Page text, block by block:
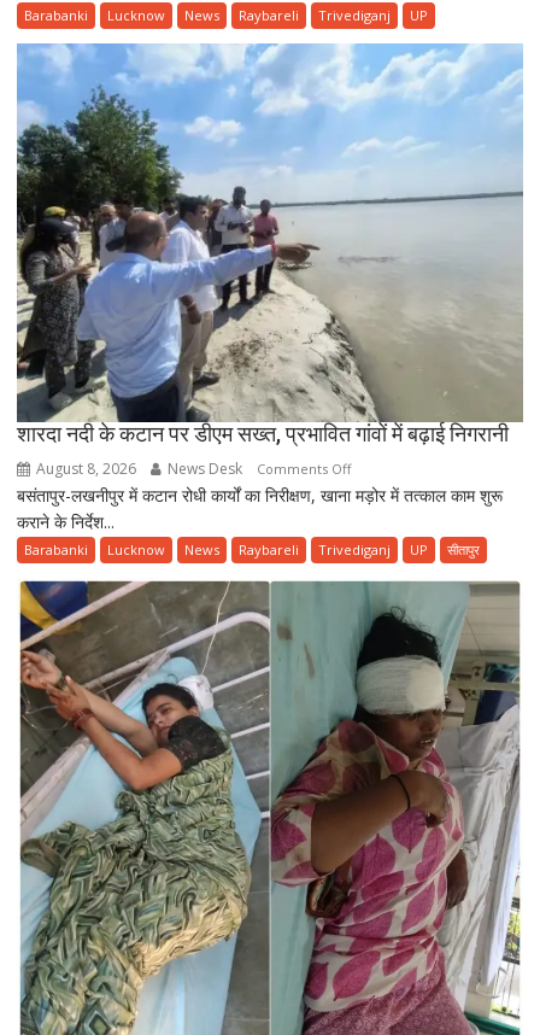
में
10
शिकायतें,
के
निस्तारण
Barabanki Lucknow News Raybareli Trivediganj UP
शारदा नदी के कटान पर डीएम सख्त, प्रभावित गांवों में बढ़ाई निगरानी
August 8, 2026 News Desk Comments Offon
शारदा
के
डीएम
सख्त,
प्रभावित
गांवों
में
बढ़ाई
निगरानी
बसंतापुर-लखनीपुर में कटान रोधी कार्यों का निरीक्षण, खाना मड़ोर में तत्काल काम शुरू
कराने के निर्देश...
Barabanki Lucknow News Raybareli Trivediganj UP सीतापुर